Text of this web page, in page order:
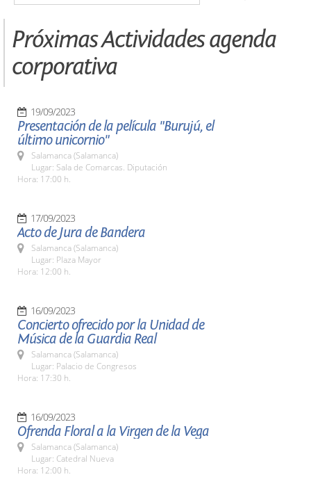
Próximas Actividades agenda
corporativa
19/09/2023
Presentación de la película "Burujú, el
último unicornio"
Salamanca (Salamanca)
Lugar: Sala de Comarcas. Diputación
Hora: 17:00 h.
17/09/2023
Acto de Jura de Bandera
Salamanca (Salamanca)
Lugar: Plaza Mayor
Hora: 12:00 h.
16/09/2023
Concierto ofrecido por la Unidad de
Música de la Guardia Real
Salamanca (Salamanca)
Lugar: Palacio de Congresos
Hora: 17:30 h.
16/09/2023
Ofrenda Floral a la Virgen de la Vega
Salamanca (Salamanca)
Lugar: Catedral Nueva
Hora: 12:00 h.